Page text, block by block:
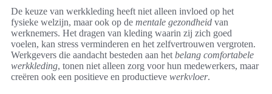
De keuze van werkkleding heeft niet alleen invloed op het
fysieke welzijn, maar ook op de mentale gezondheid van
werknemers. Het dragen van kleding waarin zij zich goed
voelen, kan stress verminderen en het zelfvertrouwen vergroten.
Werkgevers die aandacht besteden aan het belang comfortabele
werkkleding, tonen niet alleen zorg voor hun medewerkers, maar
creëren ook een positieve en productieve werkvloer.